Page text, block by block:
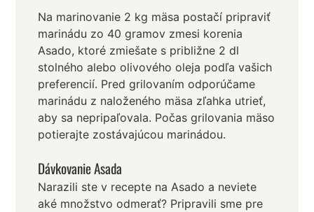
Na marinovanie 2 kg mäsa postačí pripraviť
marinádu zo 40 gramov zmesi korenia
Asado, ktoré zmiešate s približne 2 dl
stolného alebo olivového oleja podľa vašich
preferencií. Pred grilovaním odporúčame
marinádu z naloženého mäsa zľahka utrieť,
aby sa nepripaľovala. Počas grilovania mäso
potierajte zostávajúcou marinádou.
Dávkovanie Asada
Narazili ste v recepte na Asado a neviete
aké množstvo odmerať? Pripravili sme pre